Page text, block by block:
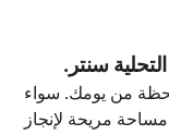
سنتر.
من يومك. سواء
مريحة لإنجاز